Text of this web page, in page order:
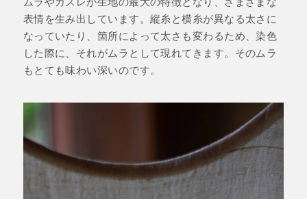
表情を生み出しています。縦糸と横糸が異なる太さに
なっていたり、箇所によって太さも変わるため、染色
した際に、それがムラとして現れてきます。そのムラ
もとても味わい深いのです。